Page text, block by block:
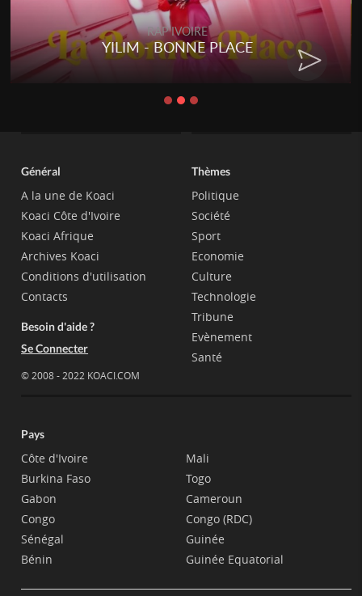
RAP IVOIRE
YILIM - BONNE PLACE
Général
A la une de Koaci
Koaci Côte d'Ivoire
Koaci Afrique
Archives Koaci
Conditions d'utilisation
Contacts
Besoin d'aide ?
Se Connecter
© 2008 - 2022 KOACI.COM
Thèmes
Politique
Société
Sport
Economie
Culture
Technologie
Tribune
Evènement
Santé
Pays
Côte d'Ivoire
Burkina Faso
Gabon
Congo
Sénégal
Bénin
Mali
Togo
Cameroun
Congo (RDC)
Guinée
Guinée Equatorial